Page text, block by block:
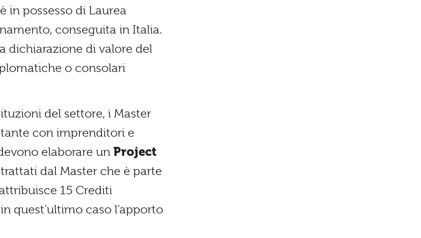
in possesso di Laurea
conseguita in Italia.
dichiarazione di valore del
o consolari
del settore, i Master
con imprenditori e
elaborare un Project
dal Master che è parte
15 Crediti
quest’ultimo caso l’apporto